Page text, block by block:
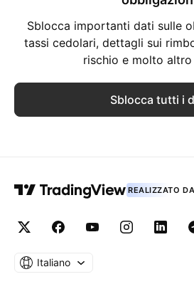
Sblocca importanti dati sulle
tassi cedolari, dettagli sui
rischio e molto altro
Sblocca tutti i
REALIZZATO
Italiano